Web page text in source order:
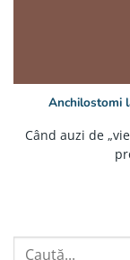
Anchilostomi
Când auzi de